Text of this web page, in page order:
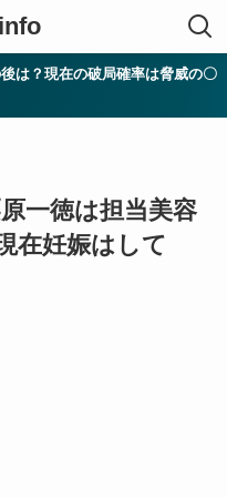
は？現在の破局確率は脅威の〇
一徳は担当美容
在妊娠はして